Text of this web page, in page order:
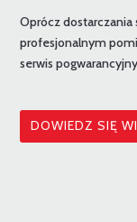
Oprócz
profesjonalnym
serwis
DOWIEDZ SIĘ